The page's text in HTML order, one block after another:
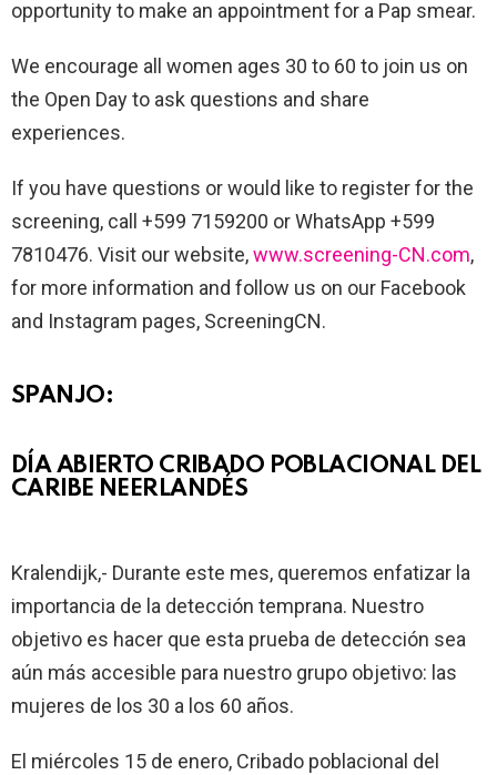
opportunity to make an appointment for a Pap smear.
We encourage all women ages 30 to 60 to join us on
the Open Day to ask questions and share
experiences.
If you have questions or would like to register for the
screening, call +599 7159200 or WhatsApp +599
7810476. Visit our website,www.screening-CN.com,
for more information and follow us on our Facebook
and Instagram pages, ScreeningCN.
SPANJO:
DÍA ABIERTO CRIBADO POBLACIONAL DEL
CARIBE NEERLANDÉS
Kralendijk,- Durante este mes, queremos enfatizar la
importancia de la detección temprana. Nuestro
objetivo es hacer que esta prueba de detección sea
aún más accesible para nuestro grupo objetivo: las
mujeres de los 30 a los 60 años.
El miércoles 15 de enero, Cribado poblacional del